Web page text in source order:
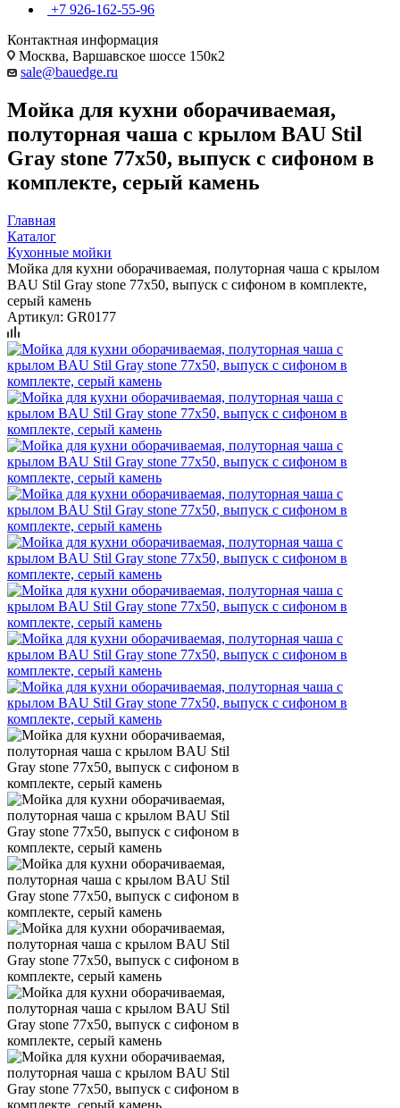
+7 926-162-55-96
Контактная информация
Москва, Варшавское шоссе 150к2
sale@bauedge.ru
Мойка для кухни оборачиваемая,
полуторная чаша с крылом BAU Stil
Gray stone 77х50, выпуск с сифоном в
комплекте, серый камень
Главная
Каталог
Кухонные мойки
Мойка для кухни оборачиваемая, полуторная чаша с крылом
BAU Stil Gray stone 77х50, выпуск с сифоном в комплекте,
серый камень
Артикул: GR0177